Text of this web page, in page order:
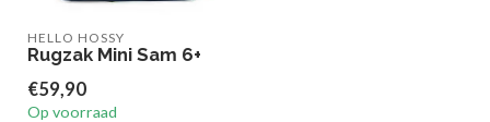
HELLO HOSSY
Rugzak Mini Sam 6+
€59,90
Op voorraad